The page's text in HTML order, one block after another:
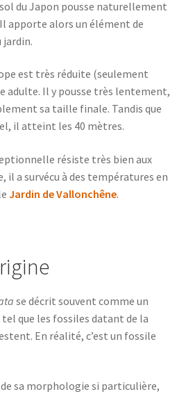
du Japon pousse naturellement
apporte alors un élément de
est très réduite (seulement
adulte. Il y pousse très lentement,
sa taille finale. Tandis que
il atteint les 40 mètres.
résiste très bien aux
il a survécu à des températures en
Jardin de Vallonchêne.
se décrit souvent comme un
que les fossiles datant de la
En réalité, c’est un fossile
sa morphologie si particulière,